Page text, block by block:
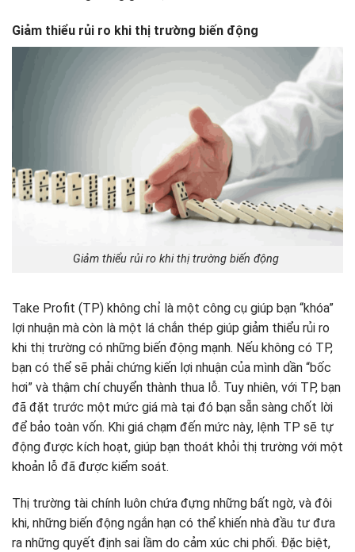
Giảm thiểu rủi ro khi thị trường biến động
Giảm thiểu rủi ro khi thị trường biến động
Take Profit (TP) không chỉ là một công cụ giúp bạn “khóa”
lợi nhuận mà còn là một lá chắn thép giúp giảm thiểu rủi ro
khi thị trường có những biến động mạnh. Nếu không có TP,
bạn có thể sẽ phải chứng kiến lợi nhuận của mình dần “bốc
hơi” và thậm chí chuyển thành thua lỗ. Tuy nhiên, với TP, bạn
đã đặt trước một mức giá mà tại đó bạn sẵn sàng chốt lời
để bảo toàn vốn. Khi giá chạm đến mức này, lệnh TP sẽ tự
động được kích hoạt, giúp bạn thoát khỏi thị trường với một
khoản lỗ đã được kiểm soát.
Thị trường tài chính luôn chứa đựng những bất ngờ, và đôi
khi, những biến động ngắn hạn có thể khiến nhà đầu tư đưa
ra những quyết định sai lầm do cảm xúc chi phối. Đặc biệt,